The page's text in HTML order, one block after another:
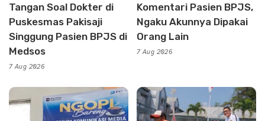
Tangan Soal Dokter di
Puskesmas Pakisaji
Singgung Pasien BPJS di
Medsos
7 Aug 2026
Komentari Pasien BPJS,
Ngaku Akunnya Dipakai
Orang Lain
7 Aug 2026